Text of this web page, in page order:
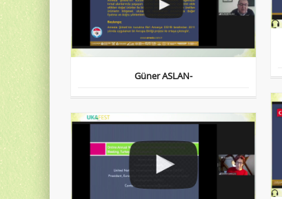
Güner ASLAN-